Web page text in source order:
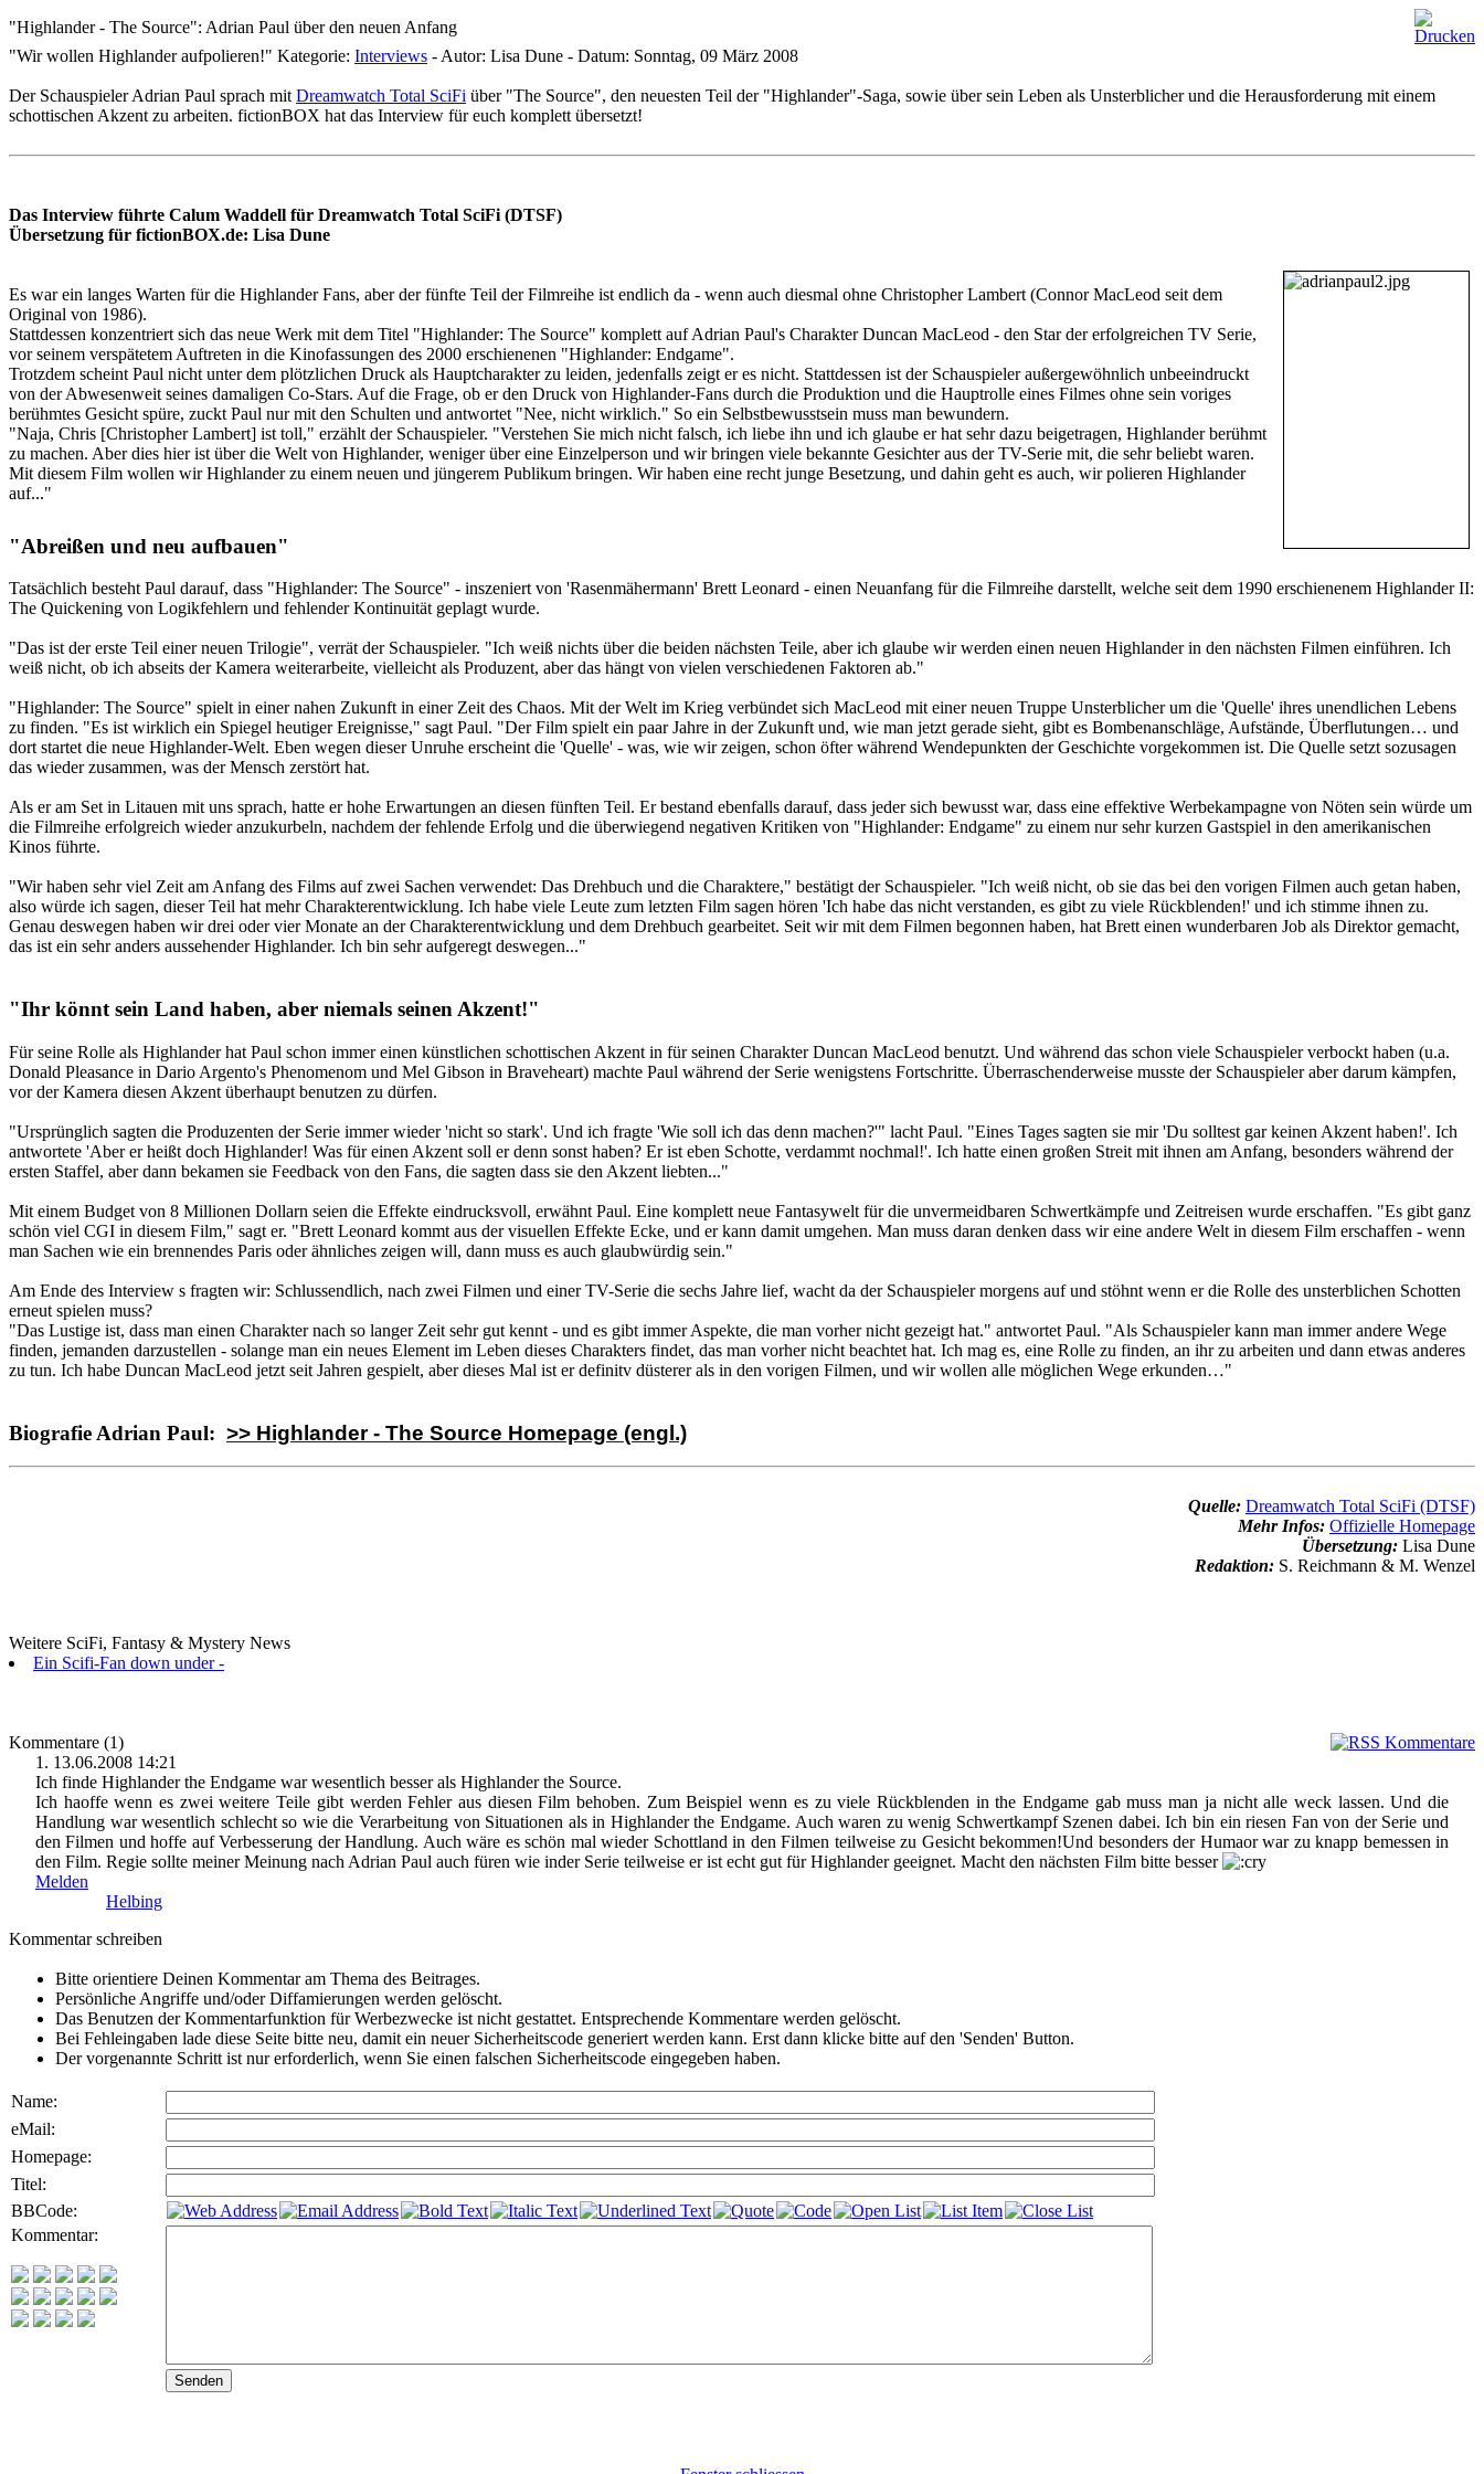
"Highlander - The Source": Adrian Paul über den neuen Anfang
"Wir wollen Highlander aufpolieren!" Kategorie: Interviews - Autor: Lisa Dune - Datum: Sonntag, 09 März 2008
Der Schauspieler Adrian Paul sprach mit Dreamwatch Total SciFi über "The Source", den neuesten Teil der "Highlander"-Saga, sowie über sein Leben als Unsterblicher und die Herausforderung mit einem
schottischen Akzent zu arbeiten. fictionBOX hat das Interview für euch komplett übersetzt!
Das Interview führte Calum Waddell für Dreamwatch Total SciFi (DTSF)
Übersetzung für fictionBOX.de: Lisa Dune
Es war ein langes Warten für die Highlander Fans, aber der fünfte Teil der Filmreihe ist endlich da - wenn auch diesmal ohne Christopher Lambert (Connor MacLeod seit dem
Original von 1986).
Stattdessen konzentriert sich das neue Werk mit dem Titel "Highlander: The Source" komplett auf Adrian Paul's Charakter Duncan MacLeod - den Star der erfolgreichen TV Serie,
vor seinem verspätetem Auftreten in die Kinofassungen des 2000 erschienenen "Highlander: Endgame".
Trotzdem scheint Paul nicht unter dem plötzlichen Druck als Hauptcharakter zu leiden, jedenfalls zeigt er es nicht. Stattdessen ist der Schauspieler außergewöhnlich unbeeindruckt
von der Abwesenweit seines damaligen Co-Stars. Auf die Frage, ob er den Druck von Highlander-Fans durch die Produktion und die Hauptrolle eines Filmes ohne sein voriges
berühmtes Gesicht spüre, zuckt Paul nur mit den Schulten und antwortet "Nee, nicht wirklich." So ein Selbstbewusstsein muss man bewundern.
"Naja, Chris [Christopher Lambert] ist toll," erzählt der Schauspieler. "Verstehen Sie mich nicht falsch, ich liebe ihn und ich glaube er hat sehr dazu beigetragen, Highlander berühmt
zu machen. Aber dies hier ist über die Welt von Highlander, weniger über eine Einzelperson und wir bringen viele bekannte Gesichter aus der TV-Serie mit, die sehr beliebt waren.
Mit diesem Film wollen wir Highlander zu einem neuen und jüngerem Publikum bringen. Wir haben eine recht junge Besetzung, und dahin geht es auch, wir polieren Highlander
auf..."
"Abreißen und neu aufbauen"
Tatsächlich besteht Paul darauf, dass "Highlander: The Source" - inszeniert von 'Rasenmähermann' Brett Leonard - einen Neuanfang für die Filmreihe darstellt, welche seit dem 1990 erschienenem Highlander II:
The Quickening von Logikfehlern und fehlender Kontinuität geplagt wurde.
"Das ist der erste Teil einer neuen Trilogie", verrät der Schauspieler. "Ich weiß nichts über die beiden nächsten Teile, aber ich glaube wir werden einen neuen Highlander in den nächsten Filmen einführen. Ich
weiß nicht, ob ich abseits der Kamera weiterarbeite, vielleicht als Produzent, aber das hängt von vielen verschiedenen Faktoren ab."
"Highlander: The Source" spielt in einer nahen Zukunft in einer Zeit des Chaos. Mit der Welt im Krieg verbündet sich MacLeod mit einer neuen Truppe Unsterblicher um die 'Quelle' ihres unendlichen Lebens
zu finden. "Es ist wirklich ein Spiegel heutiger Ereignisse," sagt Paul. "Der Film spielt ein paar Jahre in der Zukunft und, wie man jetzt gerade sieht, gibt es Bombenanschläge, Aufstände, Überflutungen… und
dort startet die neue Highlander-Welt. Eben wegen dieser Unruhe erscheint die 'Quelle' - was, wie wir zeigen, schon öfter während Wendepunkten der Geschichte vorgekommen ist. Die Quelle setzt sozusagen
das wieder zusammen, was der Mensch zerstört hat.
Als er am Set in Litauen mit uns sprach, hatte er hohe Erwartungen an diesen fünften Teil. Er bestand ebenfalls darauf, dass jeder sich bewusst war, dass eine effektive Werbekampagne von Nöten sein würde um
die Filmreihe erfolgreich wieder anzukurbeln, nachdem der fehlende Erfolg und die überwiegend negativen Kritiken von "Highlander: Endgame" zu einem nur sehr kurzen Gastspiel in den amerikanischen
Kinos führte.
"Wir haben sehr viel Zeit am Anfang des Films auf zwei Sachen verwendet: Das Drehbuch und die Charaktere," bestätigt der Schauspieler. "Ich weiß nicht, ob sie das bei den vorigen Filmen auch getan haben,
also würde ich sagen, dieser Teil hat mehr Charakterentwicklung. Ich habe viele Leute zum letzten Film sagen hören 'Ich habe das nicht verstanden, es gibt zu viele Rückblenden!' und ich stimme ihnen zu.
Genau deswegen haben wir drei oder vier Monate an der Charakterentwicklung und dem Drehbuch gearbeitet. Seit wir mit dem Filmen begonnen haben, hat Brett einen wunderbaren Job als Direktor gemacht,
das ist ein sehr anders aussehender Highlander. Ich bin sehr aufgeregt deswegen..."
"Ihr könnt sein Land haben, aber niemals seinen Akzent!"
Für seine Rolle als Highlander hat Paul schon immer einen künstlichen schottischen Akzent in für seinen Charakter Duncan MacLeod benutzt. Und während das schon viele Schauspieler verbockt haben (u.a.
Donald Pleasance in Dario Argento's Phenomenom und Mel Gibson in Braveheart) machte Paul während der Serie wenigstens Fortschritte. Überraschenderweise musste der Schauspieler aber darum kämpfen,
vor der Kamera diesen Akzent überhaupt benutzen zu dürfen.
"Ursprünglich sagten die Produzenten der Serie immer wieder 'nicht so stark'. Und ich fragte 'Wie soll ich das denn machen?'" lacht Paul. "Eines Tages sagten sie mir 'Du solltest gar keinen Akzent haben!'. Ich
antwortete 'Aber er heißt doch Highlander! Was für einen Akzent soll er denn sonst haben? Er ist eben Schotte, verdammt nochmal!'. Ich hatte einen großen Streit mit ihnen am Anfang, besonders während der
ersten Staffel, aber dann bekamen sie Feedback von den Fans, die sagten dass sie den Akzent liebten..."
Mit einem Budget von 8 Millionen Dollarn seien die Effekte eindrucksvoll, erwähnt Paul. Eine komplett neue Fantasywelt für die unvermeidbaren Schwertkämpfe und Zeitreisen wurde erschaffen. "Es gibt ganz
schön viel CGI in diesem Film," sagt er. "Brett Leonard kommt aus der visuellen Effekte Ecke, und er kann damit umgehen. Man muss daran denken dass wir eine andere Welt in diesem Film erschaffen - wenn
man Sachen wie ein brennendes Paris oder ähnliches zeigen will, dann muss es auch glaubwürdig sein."
Am Ende des Interview s fragten wir: Schlussendlich, nach zwei Filmen und einer TV-Serie die sechs Jahre lief, wacht da der Schauspieler morgens auf und stöhnt wenn er die Rolle des unsterblichen Schotten
erneut spielen muss?
"Das Lustige ist, dass man einen Charakter nach so langer Zeit sehr gut kennt - und es gibt immer Aspekte, die man vorher nicht gezeigt hat." antwortet Paul. "Als Schauspieler kann man immer andere Wege
finden, jemanden darzustellen - solange man ein neues Element im Leben dieses Charakters findet, das man vorher nicht beachtet hat. Ich mag es, eine Rolle zu finden, an ihr zu arbeiten und dann etwas anderes
zu tun. Ich habe Duncan MacLeod jetzt seit Jahren gespielt, aber dieses Mal ist er definitv düsterer als in den vorigen Filmen, und wir wollen alle möglichen Wege erkunden…"
Biografie Adrian Paul: >> Highlander - The Source Homepage (engl.)
Quelle: Dreamwatch Total SciFi (DTSF)
Mehr Infos: Offizielle Homepage
Übersetzung: Lisa Dune
Redaktion: S. Reichmann & M. Wenzel
Weitere SciFi, Fantasy & Mystery News
Ein Scifi-Fan down under -
Kommentare (1)
1. 13.06.2008 14:21
Ich finde Highlander the Endgame war wesentlich besser als Highlander the Source.
Ich haoffe wenn es zwei weitere Teile gibt werden Fehler aus diesen Film behoben. Zum Beispiel wenn es zu viele Rückblenden in the Endgame gab muss man ja nicht alle weck lassen. Und die
Handlung war wesentlich schlecht so wie die Verarbeitung von Situationen als in Highlander the Endgame. Auch waren zu wenig Schwertkampf Szenen dabei. Ich bin ein riesen Fan von der Serie und
den Filmen und hoffe auf Verbesserung der Handlung. Auch wäre es schön mal wieder Schottland in den Filmen teilweise zu Gesicht bekommen!Und besonders der Humaor war zu knapp bemessen in
den Film. Regie sollte meiner Meinung nach Adrian Paul auch füren wie inder Serie teilweise er ist echt gut für Highlander geeignet. Macht den nächsten Film bitte besser
Melden
Helbing
Kommentar schreiben
Bitte orientiere Deinen Kommentar am Thema des Beitrages.
Persönliche Angriffe und/oder Diffamierungen werden gelöscht.
Das Benutzen der Kommentarfunktion für Werbezwecke ist nicht gestattet. Entsprechende Kommentare werden gelöscht.
Bei Fehleingaben lade diese Seite bitte neu, damit ein neuer Sicherheitscode generiert werden kann. Erst dann klicke bitte auf den 'Senden' Button.
Der vorgenannte Schritt ist nur erforderlich, wenn Sie einen falschen Sicherheitscode eingegeben haben.
Name:
eMail:
Homepage:
Titel:
BBCode:
Kommentar: